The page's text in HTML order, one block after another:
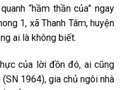
“hầm thần của” ngay
1, xã Thanh Tâm, huyện
ai là không biết.
của lời đồn đó, ai cũng
1964), gia chủ ngôi nhà